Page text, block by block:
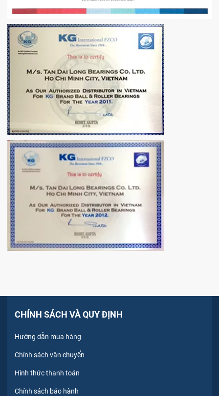
CHÍNH SÁCH VÀ QUY ĐỊNH
Hướng dẫn mua hàng
Chính sách vận chuyển
Hình thức thanh toán
Chính sách bảo hành